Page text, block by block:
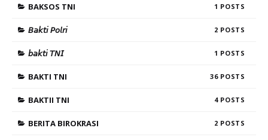
BAKSOS TNI 1
𝘉𝘢𝘬𝘵𝘪 𝘗𝘰𝘭𝘳𝘪 2
𝘣𝘢𝘬𝘵𝘪 𝘛𝘕𝘐 1
BAKTI TNI 36
BAKTII TNI 4
BERITA BIROKRASI 2